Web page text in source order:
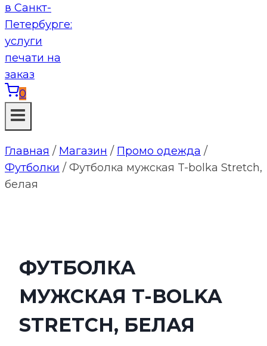
0
Главная / Магазин / Промо одежда /
Футболки / Футболка мужская T-bolka Stretch,
белая
ФУТБОЛКА
МУЖСКАЯ T-BOLKA
STRETCH, БЕЛАЯ